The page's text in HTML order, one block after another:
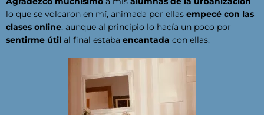
lo que se volcaron en mí, animada por ellas empecé con las
clases online, aunque al principio lo hacía un poco por
sentirme útil al final estaba encantada con ellas.